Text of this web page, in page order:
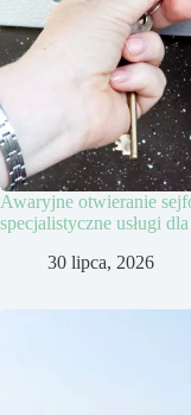
Awaryjne otwieranie
specjalistyczne usługi
30 lipca, 2026